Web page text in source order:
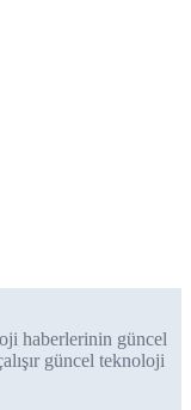
haberlerinin güncel
güncel teknoloji